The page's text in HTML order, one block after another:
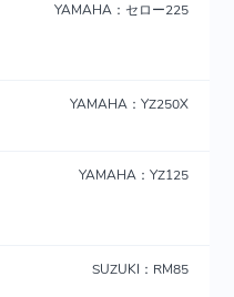
YAMAHA：セロー225
YAMAHA：YZ250X
YAMAHA：YZ125
SUZUKI：RM85